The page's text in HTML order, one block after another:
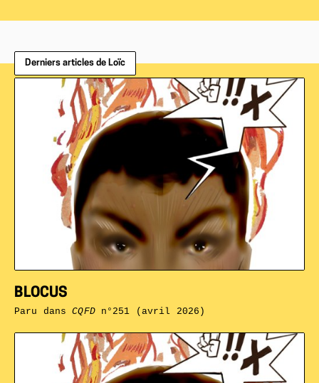
Derniers articles de Loïc
BLOCUS
Paru dansCQFDn°251 (avril 2026)